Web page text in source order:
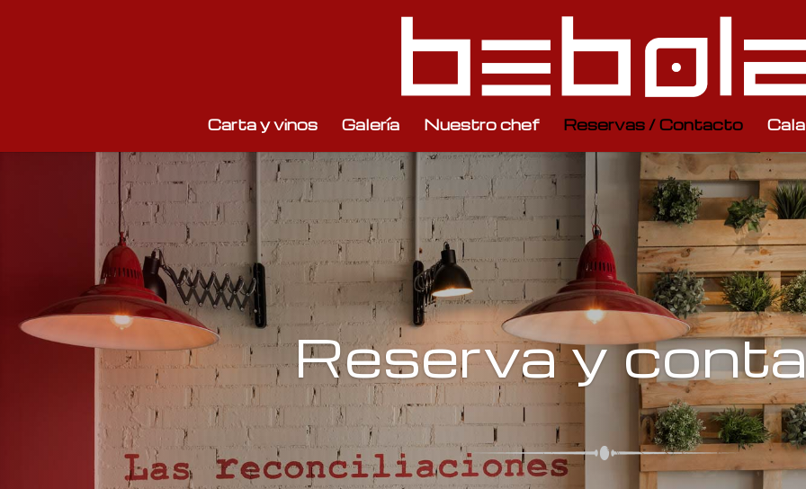
Carta y vinos Galería Nuestro chef Reservas / Contacto
Reserva y